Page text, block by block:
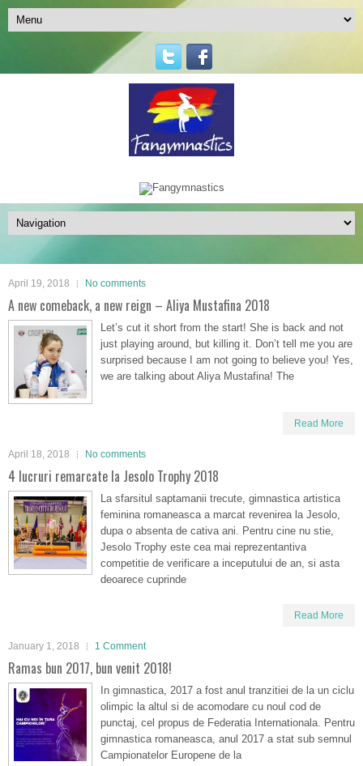
April 19, 2018 No comments
A new comeback, a new reign – Aliya Mustafina 2018
Let’s cut it short from the start! She is back and not
just playing around, but killing it. Don’t tell me you are
surprised because I am not going to believe you! Yes,
we are talking about Aliya Mustafina! The
Read More
April 18, 2018 No comments
4 lucruri remarcate la Jesolo Trophy 2018
La sfarsitul saptamanii trecute, gimnastica artistica
feminina romaneasca a marcat revenirea la Jesolo,
dupa o absenta de cativa ani. Pentru cine nu stie,
Jesolo Trophy este cea mai reprezentantiva
competitie de verificare a inceputului de an, si asta
deoarece cuprinde
Read More
January 1, 2018 1 Comment
Ramas bun 2017, bun venit 2018!
In gimnastica, 2017 a fost anul tranzitiei de la un ciclu
olimpic la altul si de acomodare cu noul cod de
punctaj, cel propus de Federatia Internationala. Pentru
gimnastica romaneasca, anul 2017 a stat sub semnul
Campionatelor Europene de la